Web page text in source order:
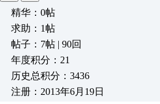
精华：0帖
求助：1帖
帖子：7帖 | 90回
年度积分：21
历史总积分：3436
注册：2013年6月19日